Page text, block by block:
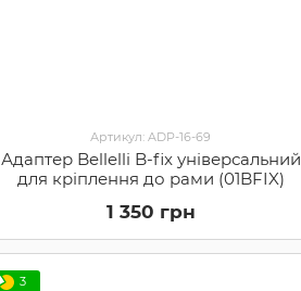
Артикул: ADP-16-69
Адаптер Bellelli B-fix універсальний
для кріплення до рами (01BFIX)
1 350 грн
3